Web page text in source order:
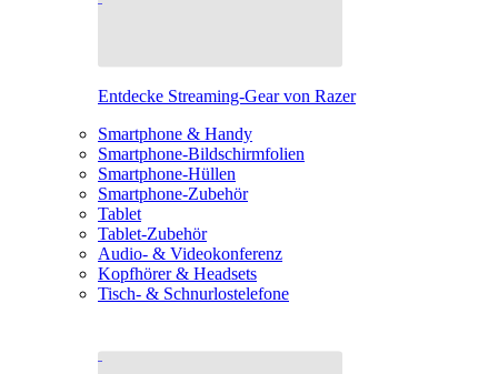
Entdecke Streaming-Gear von Razer
Smartphone & Handy
Smartphone-Bildschirmfolien
Smartphone-Hüllen
Smartphone-Zubehör
Tablet
Tablet-Zubehör
Audio- & Videokonferenz
Kopfhörer & Headsets
Tisch- & Schnurlostelefone